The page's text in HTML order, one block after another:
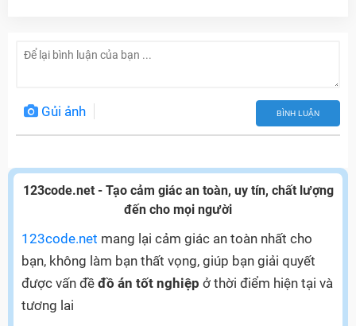
Gủi ảnh BÌNH LUẬN
123code.net - Tạo cảm giác an toàn, uy tín, chất lượng
đến cho mọi người
123code.net mang lại cảm giác an toàn nhất cho
bạn, không làm bạn thất vọng, giúp bạn giải quyết
được vấn đề đồ án tốt nghiệp ở thời điểm hiện tại và
tương lai